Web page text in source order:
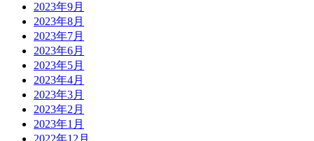
2023年9月
2023年8月
2023年7月
2023年6月
2023年5月
2023年4月
2023年3月
2023年2月
2023年1月